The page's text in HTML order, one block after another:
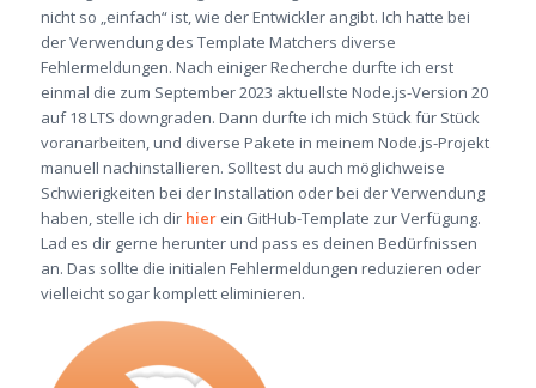
nicht so „einfach“ ist, wie der Entwickler angibt. Ich hatte bei
der Verwendung des Template Matchers diverse
Fehlermeldungen. Nach einiger Recherche durfte ich erst
einmal die zum September 2023 aktuellste Node.js-Version 20
auf 18 LTS downgraden. Dann durfte ich mich Stück für Stück
voranarbeiten, und diverse Pakete in meinem Node.js-Projekt
manuell nachinstallieren. Solltest du auch möglichweise
Schwierigkeiten bei der Installation oder bei der Verwendung
haben, stelle ich dir hierein GitHub-Template zur Verfügung.
Lad es dir gerne herunter und pass es deinen Bedürfnissen
an. Das sollte die initialen Fehlermeldungen reduzieren oder
vielleicht sogar komplett eliminieren.